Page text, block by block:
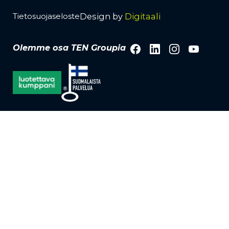
TietosuojaselosteDesign by Digitaali
Olemme osa TEN Groupia Facebook
LinkedIn